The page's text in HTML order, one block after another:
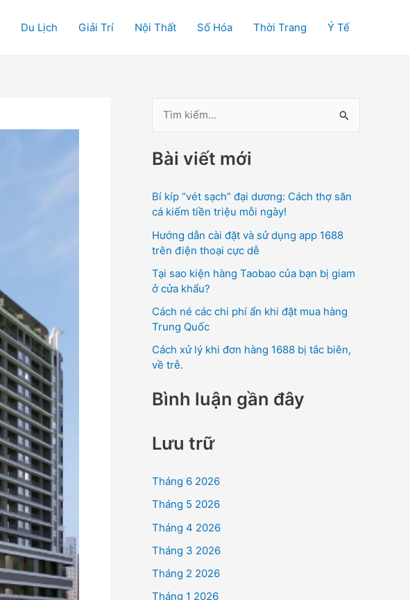
Du Lịch Giải Trí Nội Thất Số Hóa Thời Trang Ý Tế
m
i
m
Bài viết mới
Bí kíp “vét sạch” đại dương: Cách thợ săn
cá kiếm tiền triệu mỗi ngày!
Hướng dẫn cài đặt và sử dụng app 1688
trên điện thoại cực dễ
Tại sao kiện hàng Taobao của bạn bị giam
ở cửa khẩu?
Cách né các chi phí ẩn khi đặt mua hàng
Trung Quốc
Cách xử lý khi đơn hàng 1688 bị tắc biên,
về trễ.
Bình luận gần đây
Lưu trữ
Tháng 6 2026
Tháng 5 2026
Tháng 4 2026
Tháng 3 2026
Tháng 2 2026
Tháng 1 2026